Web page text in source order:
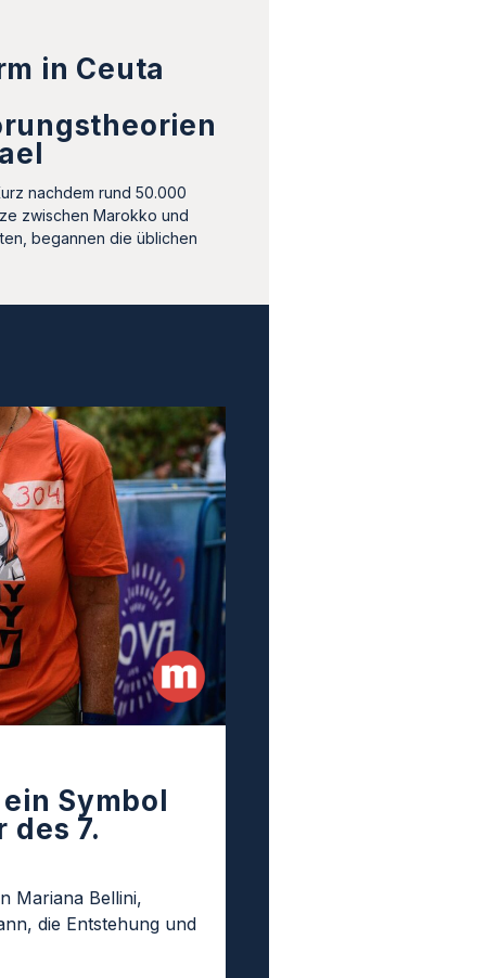
in Ceuta
nachdem rund 50.000
zwischen Marokko und
begannen die üblichen
Symbol
des 7.
Mariana Bellini,
die Entstehung und